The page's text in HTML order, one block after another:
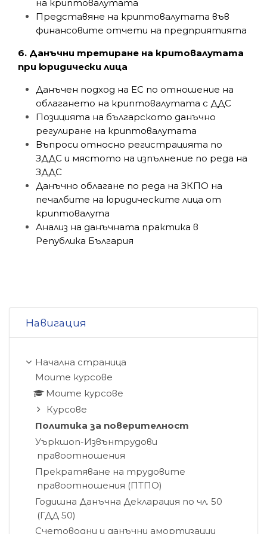
на криптовалутата
Представяне на криптовалутата във
финансовите отчети на предприятията
6. Данъчни третиране на критовалутата
при юридически лица
Данъчен подход на ЕС по отношение на
облагането на криптовалутата с ДДС
Позицията на българското данъчно
регулиране на криптовалутата
Въпроси относно регистрацията по
ЗДДС и мястото на изпълнение по реда на
ЗДДС
Данъчно облагане по реда на ЗКПО на
печалбите на юридическите лица от
криптовалута
Анализ на данъчната практика в
Република България
Навигация
Начална страница
Моите курсове
Моите курсове
Курсове
Политика за поверителност
Уъркшоп-Извънтрудови
правоотношения
Прекратяване на трудовите
правоотношения (ПТПО)
Годишна Данъчна Декларация по чл. 50
(ГДД 50)
Счетоводни и данъчни амортизации